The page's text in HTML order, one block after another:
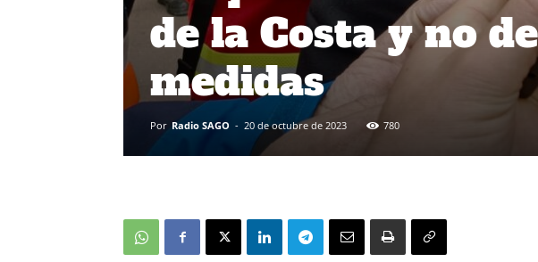
de la Costa y no
medidas
Por Radio SAGO - 20 de octubre de 2023 780